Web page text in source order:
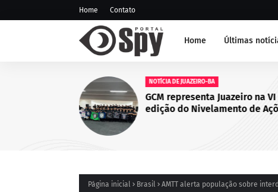
Home Contato
Home Últimas
NOTÍCIA DE JUAZEIRO-BA
GCM representa Juazeiro na VI
edição do Nivelamento de
Página inicial Brasil AMTT alerta população sobre